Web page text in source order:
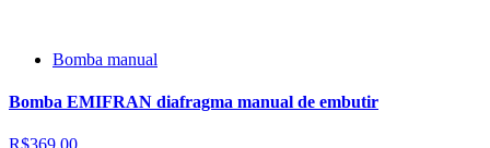
Bomba manual
Bomba EMIFRAN diafragma manual de embutir